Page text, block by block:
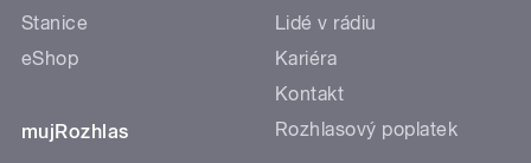
Stanice
eShop
mujRozhlas
Lidé v rádiu
Kariéra
Kontakt
Rozhlasový poplatek